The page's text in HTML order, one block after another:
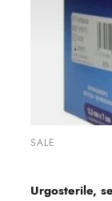
SALE
Urgosterile,